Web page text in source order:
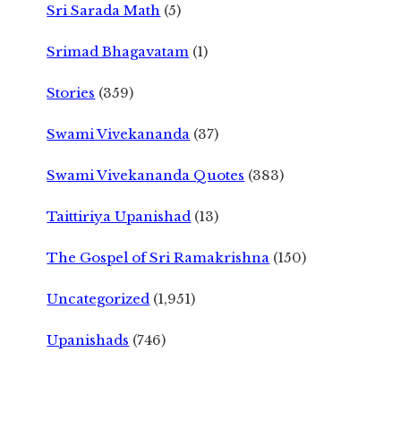
Sri Sarada Math (5)
Srimad Bhagavatam (1)
Stories (359)
Swami Vivekananda (37)
Swami Vivekananda Quotes (383)
Taittiriya Upanishad (13)
The Gospel of Sri Ramakrishna (150)
Uncategorized (1,951)
Upanishads (746)